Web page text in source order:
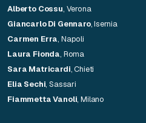
Alberto Cossu, Verona
Giancarlo Di Gennaro, Isernia
Carmen Erra, Napoli
Laura Fionda, Roma
Sara Matricardi, Chieti
Elia Sechi, Sassari
Fiammetta Vanoli, Milano